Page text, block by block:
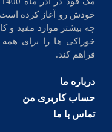
خودش رو آغاز کرده
چه بیشتر موارد مفید و
خوراکی ها را برای
فراهم کند.
درباره ما
حساب کاربری من
تماس با ما